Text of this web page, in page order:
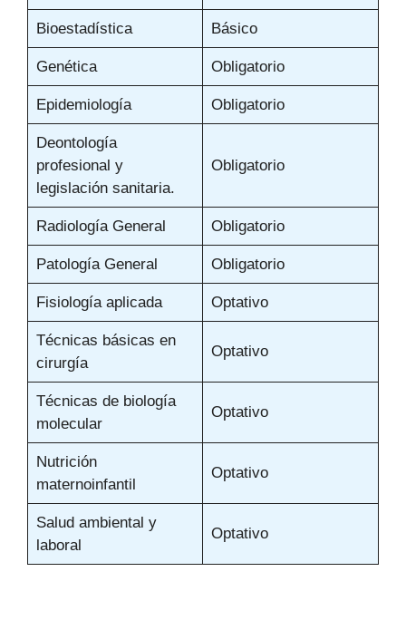
Bioestadística Básico
Genética Obligatorio
Epidemiología Obligatorio
Deontología
profesional y
legislación sanitaria.
Obligatorio
Radiología General Obligatorio
Patología General Obligatorio
Fisiología aplicada Optativo
Técnicas básicas en
cirurgía
Optativo
Técnicas de biología
molecular
Optativo
Nutrición
maternoinfantil
Optativo
Salud ambiental y
laboral
Optativo